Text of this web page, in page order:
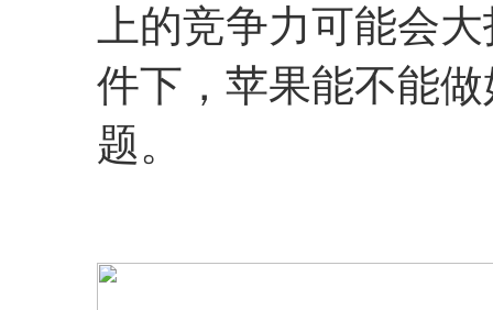
上的竞争力可能会
件下，苹果能不能
题。